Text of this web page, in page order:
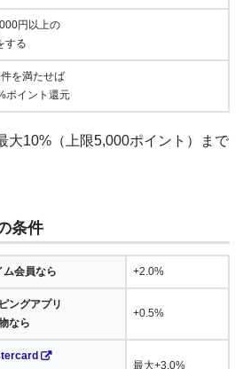
円以上の
する
を満たせば
ポイント還元
大10%（上限5,000ポイント）まで
条件
会員なら +2.0%
ングアプリ
なら
+0.5%
最大+3.0%